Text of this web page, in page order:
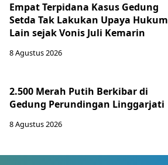
Empat Terpidana Kasus Gedung
Setda Tak Lakukan Upaya Hukum
Lain sejak Vonis Juli Kemarin
8 Agustus 2026
2.500 Merah Putih Berkibar di
Gedung Perundingan Linggarjati
8 Agustus 2026